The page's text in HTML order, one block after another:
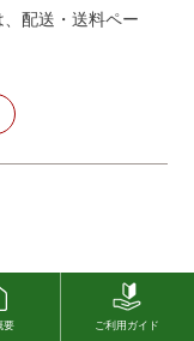
要 ご利用ガイド
配送・送料ペー